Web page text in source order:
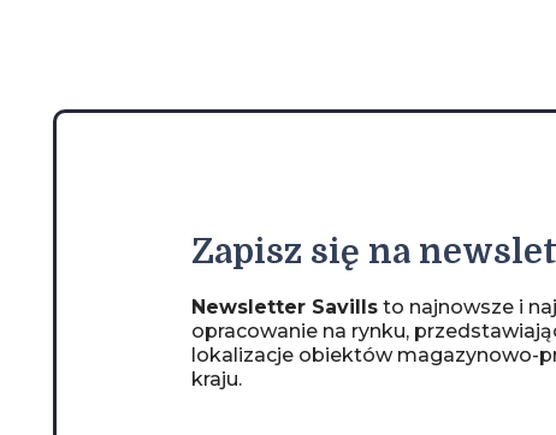
Zapisz się na
Newsletter Savills to najnowsze i
opracowanie na rynku,
lokalizacje obiektów magazynowo-
kraju.